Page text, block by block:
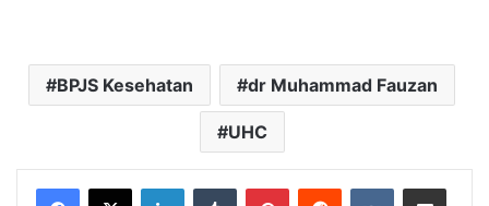
BPJS Kesehatan dr Muhammad Fauzan
UHC
LinkedInTumblr PinterestReddit VKontakteShare via Email